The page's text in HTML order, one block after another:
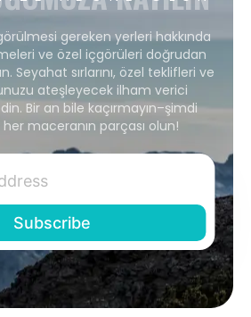
gereken yerleri hakkında
ve özel içgörüleri doğrudan
Seyahat sırlarını, özel teklifleri ve
ateşleyecek ilham verici
Bir an bile kaçırmayın–şimdi
maceranın parçası olun!